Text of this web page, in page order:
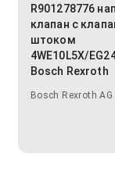
R901278776
клапан с
штоком
4WE10L5X/
Bosch Rexroth
Bosch Rexroth AG